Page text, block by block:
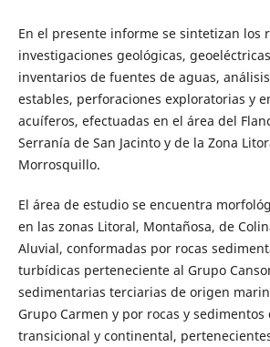
En el presente informe se sintetizan los
investigaciones geológicas,
inventarios de fuentes de aguas,
estables, perforaciones exploratorias y
acuíferos, efectuadas en el área del
Serranía de San Jacinto y de la Zona
Morrosquillo.
El área de estudio se encuentra
en las zonas Litoral, Montañosa, de
Aluvial, conformadas por rocas
turbídicas perteneciente al Grupo
sedimentarias terciarias de origen
Grupo Carmen y por rocas y sedimentos
transicional y continental,